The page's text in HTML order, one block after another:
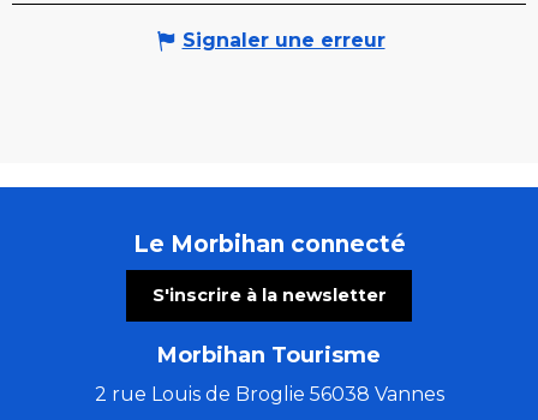
Signaler une erreur
Le Morbihan connecté
S'inscrire à la newsletter
Morbihan Tourisme
2 rue Louis de Broglie 56038 Vannes